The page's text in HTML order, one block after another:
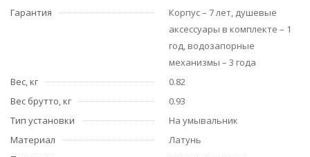
Гарантия
Корпус – 7 лет, душевые
аксессуары в комплекте – 1
год, водозапорные
механизмы – 3 года
Вес, кг
0.82
Вес брутто, кг
0.93
Тип установки
На умывальник
Материал
Латунь